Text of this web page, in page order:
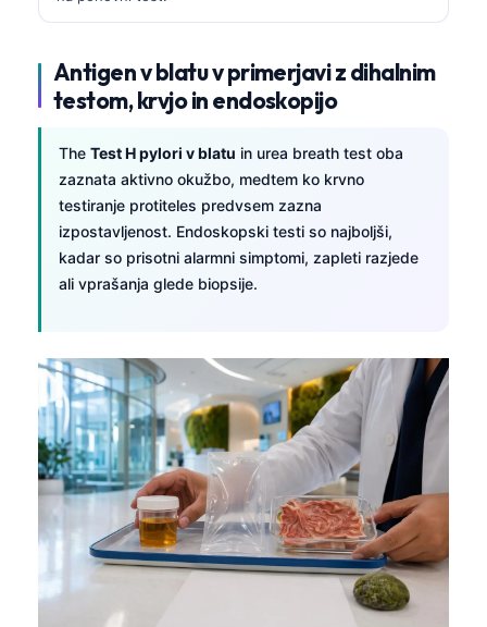
Antigen v blatu v primerjavi z dihalnim
testom, krvjo in endoskopijo
The Test H pylori v blatu in urea breath test oba
zaznata aktivno okužbo, medtem ko krvno
testiranje protiteles predvsem zazna
izpostavljenost. Endoskopski testi so najboljši,
kadar so prisotni alarmni simptomi, zapleti razjede
ali vprašanja glede biopsije.
Svenska
Bosanski
Azərbaycan dili
Eesti
日本語
Čeština
Lietuvių kalba
Polski
한국어
Magyar
বাংলা
اردو
मराठी